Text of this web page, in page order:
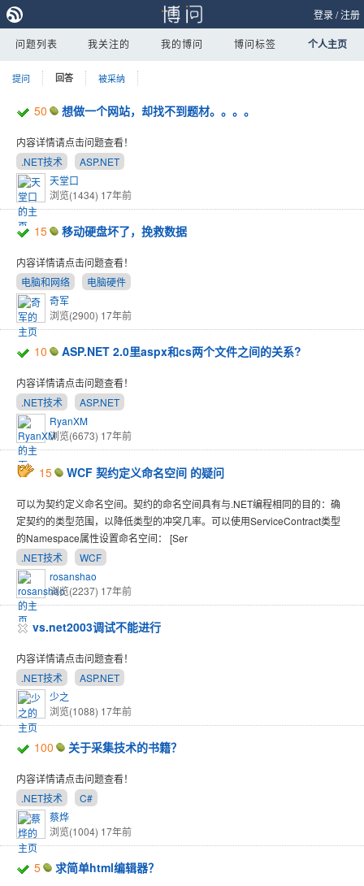
登录/注册
问题列表 我关注的 我的博问 博问标签 个人主页
提问 回答 被采纳
50 想做一个网站，却找不到题材。。。。
内容详情请点击问题查看！
.NET技术
ASP.NET
天堂口
浏览(1434) 17年前
15 移动硬盘坏了，挽救数据
内容详情请点击问题查看！
电脑和网络
电脑硬件
奇军
浏览(2900) 17年前
10 ASP.NET 2.0里aspx和cs两个文件之间的关系?
内容详情请点击问题查看！
.NET技术
ASP.NET
RyanXM
浏览(6673) 17年前
15 WCF 契约定义命名空间 的疑问
可以为契约定义命名空间。契约的命名空间具有与.NET编程相同的目的：确
定契约的类型范围，以降低类型的冲突几率。可以使用ServiceContract类型
的Namespace属性设置命名空间： [Ser
.NET技术
WCF
rosanshao
浏览(2237) 17年前
vs.net2003调试不能进行
内容详情请点击问题查看！
.NET技术
ASP.NET
少之
浏览(1088) 17年前
100 关于采集技术的书籍？
内容详情请点击问题查看！
.NET技术
C#
蔡烨
浏览(1004) 17年前
5 求简单html编辑器？